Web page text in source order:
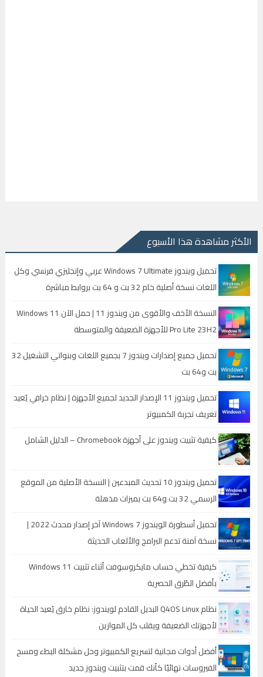
الأكثر مشاهدة هذا الأسبوع
تحميل ويندوز Windows 7 Ultimate عربي وإنجليزي فرنسي وكل
اللغات نسخة أصلية خام 32 بت و 64 بت بروابط مباشرة
النسخة الأخف والأقوى من ويندوز 11 | حمل الآن Windows 11
Pro Lite 23H2 للأجهزة الضعيفة والمتوسطة
تحميل جميع إصدارات ويندوز 7 بجميع اللغات وبنواتي التشغيل 32
بت و64 بت
تحميل ويندوز 11 الإصدار الجديد لجميع الأجهزة | نظام خرافي يُعيد
تعريف تجربة الكمبيوتر
كيفية تثبيت ويندوز على أجهزة Chromebook – الدليل الشامل
تحميل ويندوز 10 تحديث المبدعين | النسخة الأصلية من الموقع
الرسمي 32 بت و64 بت بميزات مذهلة
تحميل أسطورة الويندوز Windows 7 آخر إصدار محدث 2022 |
نسخة آمنة تدعم البرامج والألعاب الحديثة
كيفية تخطي حساب مايكروسوفت أثناء تثبيت Windows 11
بأفضل الطُرق الحصرية
نظام Q4OS Linux البديل القادم لويندوز: نظام خارق يُعيد الحياة
لأجهزتك الضعيفة ويقلب كل الموازين
أفضل أدوات مجانية لتسريع الكمبيوتر وحل مشكلة البطء ومسح
الفيروسات نهائيًا كأنك قمت بتثبيت ويندوز جديد